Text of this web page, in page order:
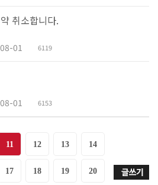
취소합니다.
01 6119
01 6153
11 12 13 14
17 18 19 20